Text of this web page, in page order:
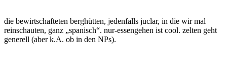
die bewirtschafteten berghütten, jedenfalls juclar, in die wir mal
reinschauten, ganz „spanisch“. nur-essengehen ist cool. zelten geht
generell (aber k.A. ob in den NPs).